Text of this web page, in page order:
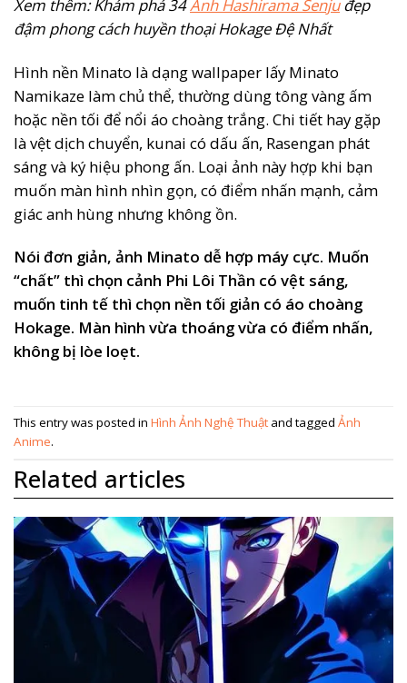
Xem thêm: Khám phá 34Ảnh Hashirama Senjuđẹp
đậm phong cách huyền thoại Hokage Đệ Nhất
Hình nền Minato là dạng wallpaper lấy Minato
Namikaze làm chủ thể, thường dùng tông vàng ấm
hoặc nền tối để nổi áo choàng trắng. Chi tiết hay gặp
là vệt dịch chuyển, kunai có dấu ấn, Rasengan phát
sáng và ký hiệu phong ấn. Loại ảnh này hợp khi bạn
muốn màn hình nhìn gọn, có điểm nhấn mạnh, cảm
giác anh hùng nhưng không ồn.
Nói đơn giản, ảnh Minato dễ hợp máy cực. Muốn
“chất” thì chọn cảnh Phi Lôi Thần có vệt sáng,
muốn tinh tế thì chọn nền tối giản có áo choàng
Hokage. Màn hình vừa thoáng vừa có điểm nhấn,
không bị lòe loẹt.
This entry was posted in Hình Ảnh Nghệ Thuật and tagged Ảnh
Anime.
Related articles